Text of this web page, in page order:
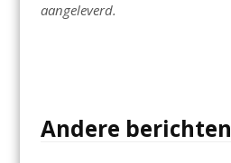
aangeleverd.
Andere berichten